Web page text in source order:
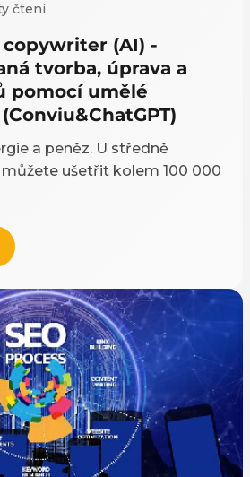
čtení
(AI) -
tvorba, úprava a
pomocí umělé
a peněz. U středně
ušetřit kolem 100 000